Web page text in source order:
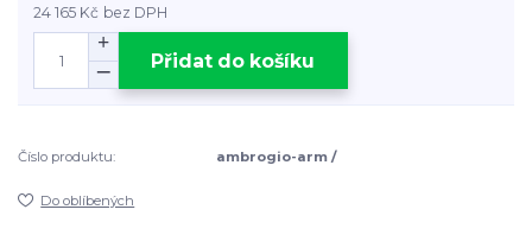
24 165 Kč bez DPH
Přidat do košíku
Číslo produktu: ambrogio-arm /
Do oblíbených